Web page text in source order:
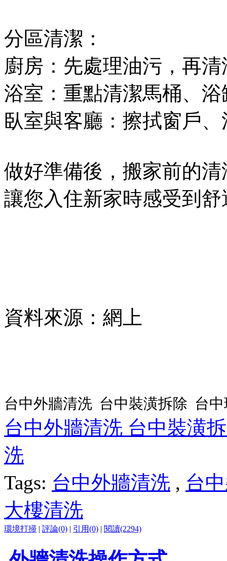
分區清潔：
廚房：先處理油污，再
浴室：重點清潔馬桶、
臥室與客廳：擦拭窗戶
做好準備後，搬家前的
讓您入住新家時感受到
資料來源：網上
台中外牆清洗 台中裝潢拆除 台
台中外牆清洗 台中裝潢
洗
Tags: 台中外牆清洗 , 台
大樓清洗
環境打掃 | 評論(0) | 引用(0) | 閱讀(2294)